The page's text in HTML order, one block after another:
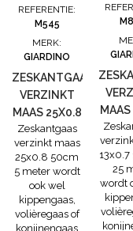
REFERENTIE:
M545
MERK:
GIARDINO
ZESKANTGAAS
VERZINKT
MAAS 25X0.8
50CM 5
METER
Zeskantgaas
verzinkt maas
25x0.8 50cm
5 meter wordt
ook wel
kippengaas,
volièregaas of
konijnengaas
25
wordt